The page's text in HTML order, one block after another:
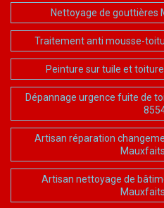
Nettoyage de gouttières
Traitement anti mousse-
Peinture sur tuile et
Dépannage urgence fuite de
Artisan réparation
Artisan nettoyage de